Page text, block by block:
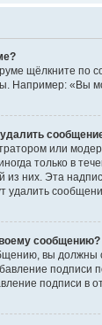
щёлкните по
Например: «Вы
или
только в
из них. Эта
удалить
сообщению?
вы должны
подписи
подписи в